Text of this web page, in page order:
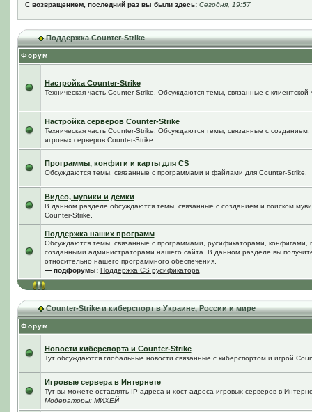
С возвращением, последний раз вы были здесь: Сегодня, 19:57
Поддержка Counter-Strike
Форум
Настройка Counter-Strike
Техническая часть Counter-Strike. Обсуждаются темы, связанные с клиентской
Настройка серверов Counter-Strike
Техническая часть Counter-Strike. Обсуждаются темы, связанные с
игровых серверов Counter-Strike.
Программы, конфиги и карты для CS
Обсуждаются темы, связанные с программами и файлами для Counter-Strike.
Видео, мувики и демки
В данном разделе обсуждаются темы, связанные с созданием и поиском
Counter-Strike.
Поддержка наших программ
Обсуждаются темы, связанные с программами, русификаторами, конфигами,
созданными администраторами нашего сайта. В данном разделе вы
относительно нашего программного обеспечения.
— подфорумы: Поддержка CS русификатора
Counter-Strike и киберспорт в Украине, России и мире
Форум
Новости киберспорта и Counter-Strike
Тут обсуждаются глобальные новости связанные с киберспортом и игрой
Игровые сервера в Интернете
Тут вы можете оставлять IP-адреса и хост-адреса игровых серверов в
Модераторы: МИХЕЙ